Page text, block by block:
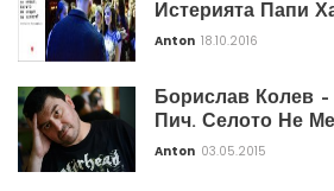
Истерията Папи
Anton 18.10.2016
Борислав Колев
Пич. Селото Не
Anton 03.05.2015